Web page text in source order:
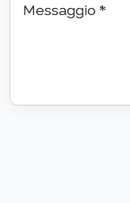
Messaggio *